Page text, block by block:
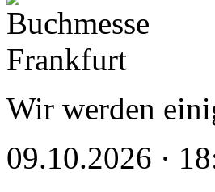
Wir werden
09.10.2026 ·